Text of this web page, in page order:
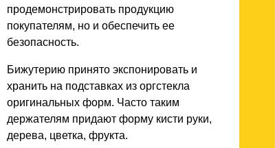
продемонстрировать продукцию
покупателям, но и обеспечить ее
безопасность.
Бижутерию принято экспонировать и
хранить на подставках из оргстекла
оригинальных форм. Часто таким
держателям придают форму кисти руки,
дерева, цветка, фрукта.